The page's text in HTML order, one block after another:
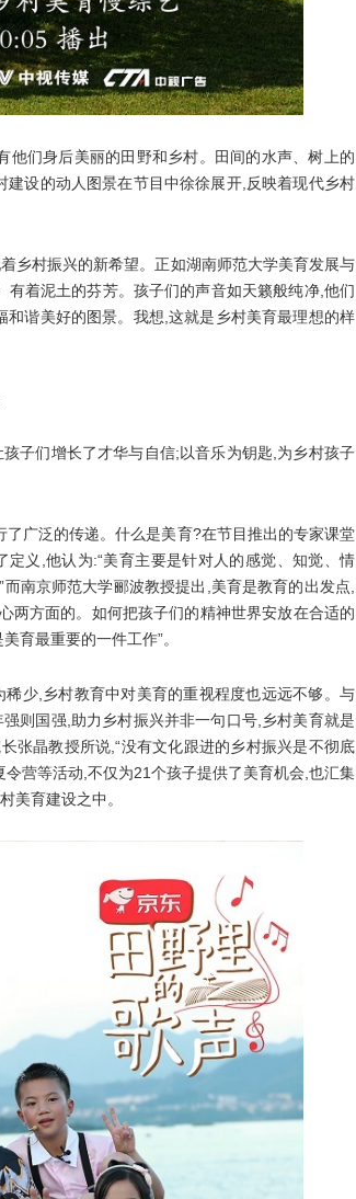
们身后美丽的田野和乡村。田间的水声、树上的
设的动人图景在节目中徐徐展开,反映着现代乡村
村振兴的新希望。正如湖南师范大学美育发展与
着泥土的芬芳。孩子们的声音如天籁般纯净,他们
谐美好的图景。我想,这就是乡村美育最理想的样
们增长了才华与自信;以音乐为钥匙,为乡村孩子
广泛的传递。什么是美育?在节目推出的专家课堂
义,他认为:“美育主要是针对人的感觉、知觉、情
南京师范大学郦波教授提出,美育是教育的出发点,
两方面的。如何把孩子们的精神世界安放在合适的
育最重要的一件工作”。
少,乡村教育中对美育的重视程度也远远不够。与
则国强,助力乡村振兴并非一句口号,乡村美育就是
张晶教授所说,“没有文化跟进的乡村振兴是不彻底
营等活动,不仅为21个孩子提供了美育机会,也汇集
美育建设之中。